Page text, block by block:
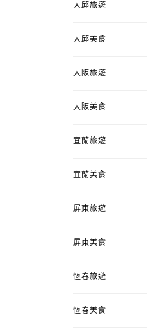
大邱旅遊
大邱美食
大阪旅遊
大阪美食
宜蘭旅遊
宜蘭美食
屏東旅遊
屏東美食
恆春旅遊
恆春美食